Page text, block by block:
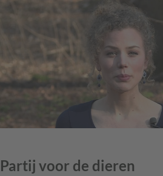
Partij voor de dieren